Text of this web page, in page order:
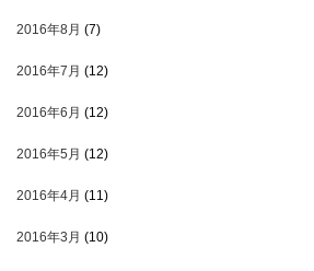
2016年8月 (7)
2016年7月 (12)
2016年6月 (12)
2016年5月 (12)
2016年4月 (11)
2016年3月 (10)